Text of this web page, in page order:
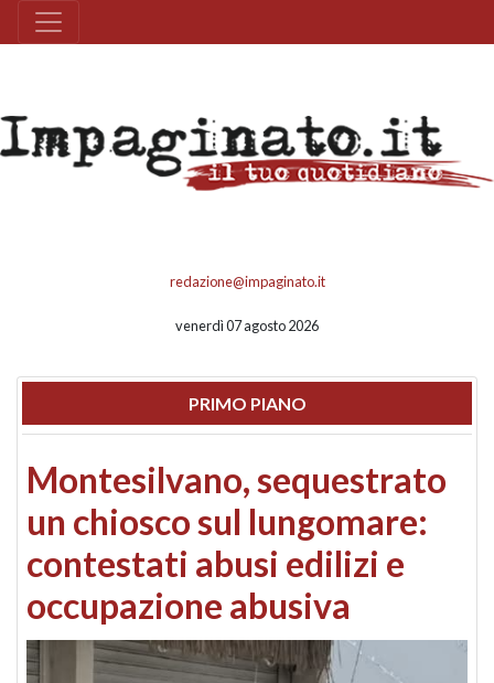
redazione@impaginato.it
venerdì 07 agosto 2026
PRIMO PIANO
Montesilvano, sequestrato
un chiosco sul lungomare:
contestati abusi edilizi e
occupazione abusiva